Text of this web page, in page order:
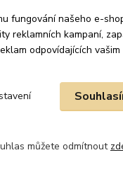
fungování našeho e-
reklamních kampaní,
odpovídajících
můžete odmítnout